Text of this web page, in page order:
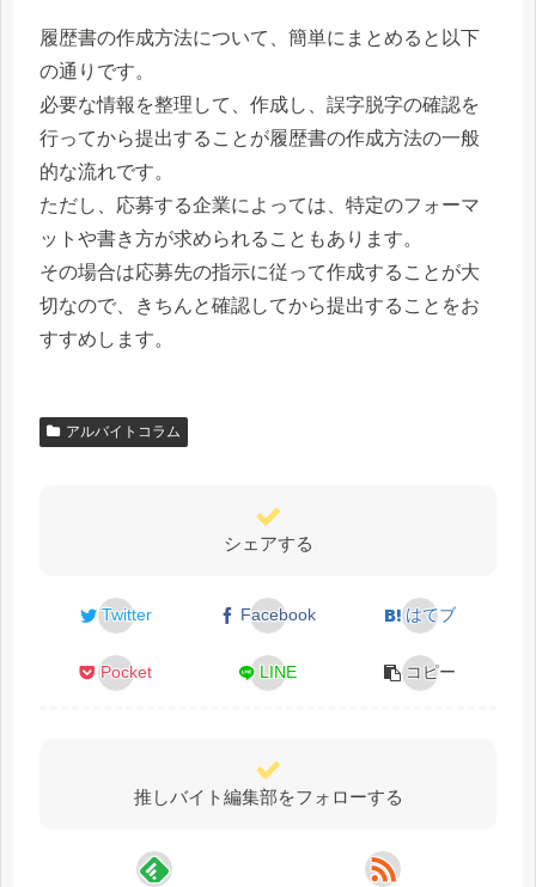
履歴書の作成方法について、簡単にまとめると以下
の通りです。
必要な情報を整理して、作成し、誤字脱字の確認を
行ってから提出することが履歴書の作成方法の一般
的な流れです。
ただし、応募する企業によっては、特定のフォーマ
ットや書き方が求められることもあります。
その場合は応募先の指示に従って作成することが大
切なので、きちんと確認してから提出することをお
すすめします。
アルバイトコラム
シェアする
Twitter Facebook はてブ
Pocket LINE コピー
推しバイト編集部をフォローする